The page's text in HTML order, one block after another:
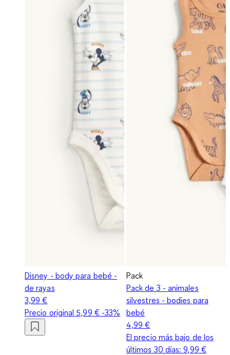
Disney - body para bebé -
de rayas
3,99 €
Precio original 5,99 €-33%
Pack
Pack de 3 - animales
silvestres - bodies para
bebé
4,99 €
El precio más bajo de los
últimos 30 días:9,99 €